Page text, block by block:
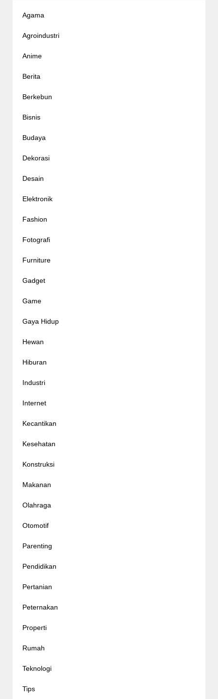
Agama
Agroindustri
Anime
Berita
Berkebun
Bisnis
Budaya
Dekorasi
Desain
Elektronik
Fashion
Fotografi
Furniture
Gadget
Game
Gaya Hidup
Hewan
Hiburan
Industri
Internet
Kecantikan
Kesehatan
Konstruksi
Makanan
Olahraga
Otomotif
Parenting
Pendidikan
Pertanian
Peternakan
Properti
Rumah
Teknologi
Tips